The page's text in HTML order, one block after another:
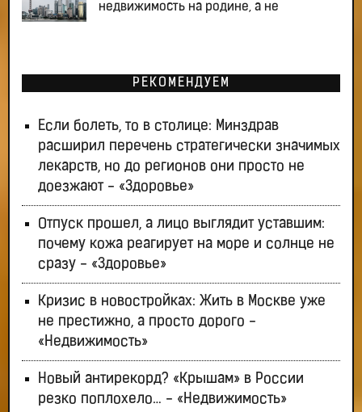
недвижимость на родине, а не
РЕКОМЕНДУЕМ
Если болеть, то в столице: Минздрав
расширил перечень стратегически значимых
лекарств, но до регионов они просто не
доезжают - «Здоровье»
Отпуск прошел, а лицо выглядит уставшим:
почему кожа реагирует на море и солнце не
сразу - «Здоровье»
Кризис в новостройках: Жить в Москве уже
не престижно, а просто дорого -
«Недвижимость»
Новый антирекорд? «Крышам» в России
резко поплохело… - «Недвижимость»